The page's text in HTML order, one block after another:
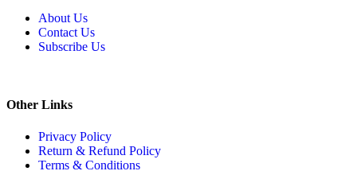
About Us
Contact Us
Subscribe Us
Other Links
Privacy Policy
Return & Refund Policy
Terms & Conditions